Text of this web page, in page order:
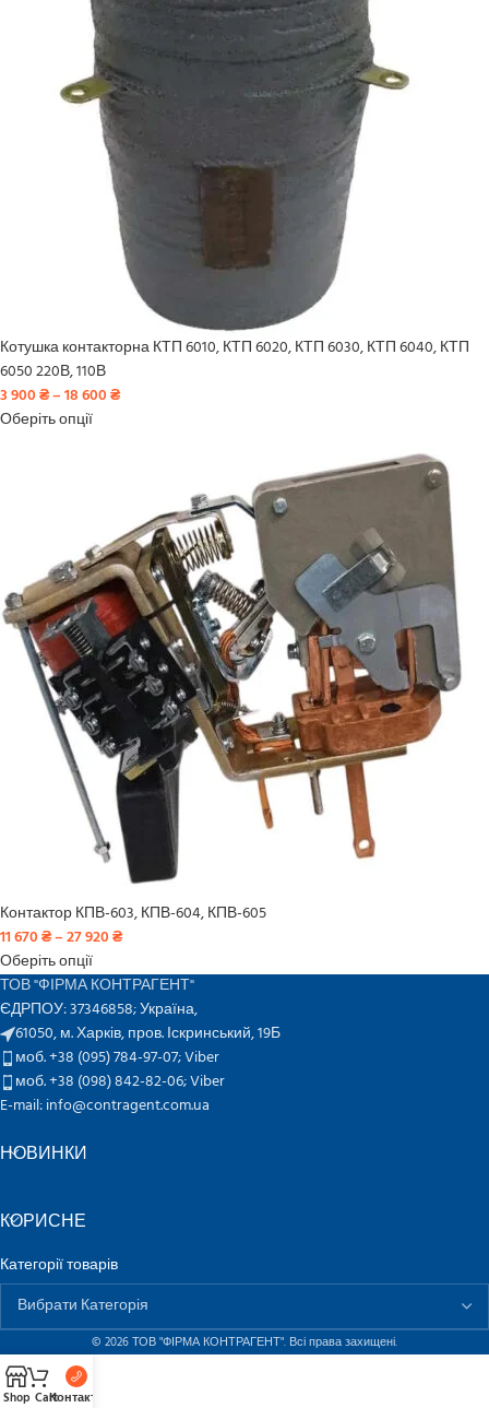
Котушка контакторна КТП 6010, КТП 6020, КТП 6030, КТП 6040, КТП
6050 220В, 110В
3 900₴–18 600₴
Оберіть опції
Контактор КПВ-603, КПВ-604, КПВ-605
11 670₴–27 920₴
Оберіть опції
ТОВ "ФІРМА КОНТРАГЕНТ"
ЄДРПОУ: 37346858; Україна,
61050, м. Харків, пров. Іскринський, 19Б
моб. +38 (095) 784-97-07;Viber
моб. +38 (098) 842-82-06;Viber
E-mail: info@contragent.com.ua
НОВИНКИ
КОРИСНЕ
Категорії товарів
© 2026 ТОВ "ФІРМА КОНТРАГЕНТ". Всі права захищені.
Shop CartКонтакти